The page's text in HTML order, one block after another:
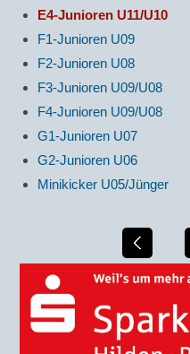
E4-Junioren U11/U10
F1-Junioren U09
F2-Junioren U08
F3-Junioren U09/U08
F4-Junioren U09/U08
G1-Junioren U07
G2-Junioren U06
Minikicker U05/Jünger